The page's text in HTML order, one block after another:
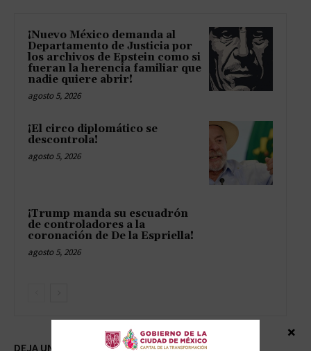
¡Nuevo México demanda al
Departamento de Justicia por
los archivos de Epstein como si
fueran la herencia familiar que
nadie quiere abrir!
agosto 5, 2026
¡El circo diplomático se
descontrola!
agosto 5, 2026
¡Trump manda su escuadrón
de controladores a la
coronación de De la Espriella!
agosto 5, 2026
DEJA UNA RESPUESTA
×